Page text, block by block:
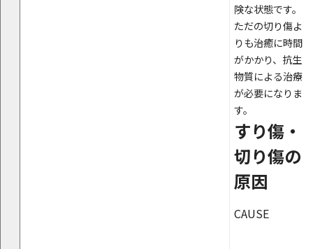
険な状態です。
ただの切り傷よ
りも治癒に時間
がかかり、抗生
物質による治療
が必要になりま
す。
すり傷・
切り傷の
原因
CAUSE